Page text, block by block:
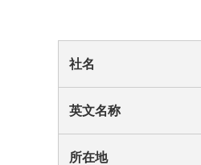
社名
英文名称
所在地